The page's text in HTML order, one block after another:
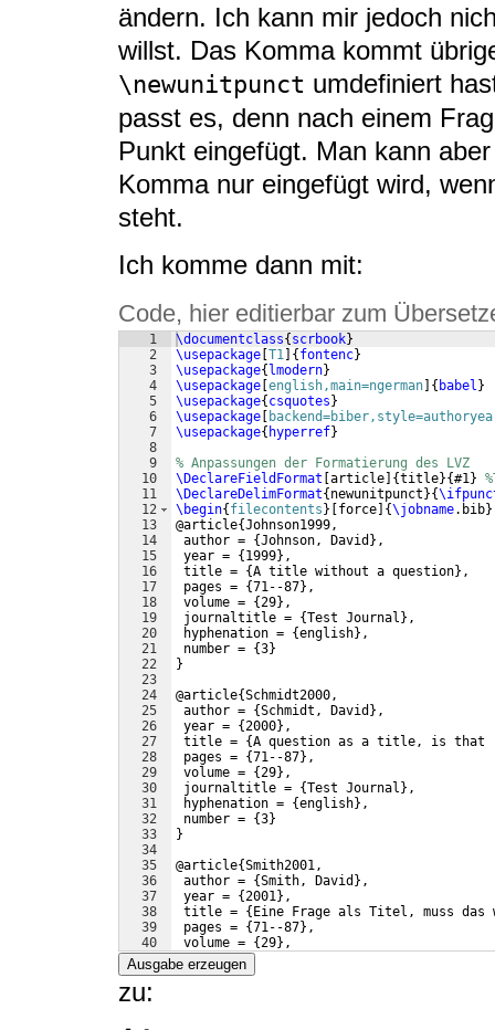
ändern. Ich kann mir jedoch
willst. Das Komma kommt
\newunitpunct umdefiniert
passt es, denn nach einem
Punkt eingefügt. Man kann
Komma nur eingefügt wird,
steht.
Ich komme dann mit:
Code, hier editierbar zum
1
2
3
4
5
6
7
8
9
10
11
12
13
14
15
16
17
18
19
20
21
22
23
24
25
26
27
28
29
30
31
32
33
34
35
36
37
38
39
40
41
\documentclass{ scrbook}
\usepackage T1 { fontenc}
\usepackage{ lmodern}
\usepackage english,main=ngerman { babel }
\usepackage{ csquotes }
\usepackage
\usepackage{ hyperref}
% Anpassungen der Formatierung des LVZ
\DeclareFieldFormat article {title}{#1}
\DeclareDelimFormat{ newunitpunct }{
\begin{ filecontents } force {\jobname.bib}
@article{Johnson1999,
author = {Johnson, David } ,
year = { 1999} ,
title = {A title without a question} ,
pages = {71--87} ,
volume = {29} ,
journaltitle = {Test Journal } ,
hyphenation = {english} ,
number = {3}
}
@article{Schmidt2000,
author = {Schmidt, David } ,
year = {2000} ,
title = {A question as a title, is that
pages = {71--87} ,
volume = {29} ,
journaltitle = {Test Journal } ,
hyphenation = {english} ,
number = {3}
}
@article{Smith2001,
author = {Smith, David } ,
year = {2001} ,
title = { Eine Frage als Titel, muss
pages = {71--87} ,
volume = {29} ,
journaltitle =
Ausgabe erzeugen
zu: